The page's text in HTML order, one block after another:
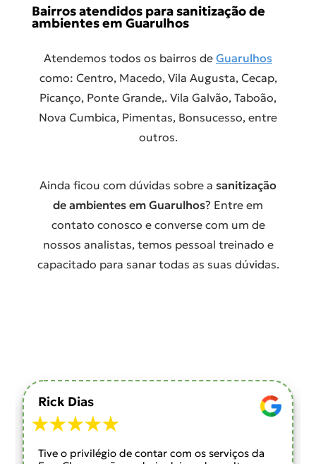
Bairros atendidos para sanitização de
ambientes em Guarulhos
Atendemos todos os bairros de Guarulhos
como: Centro, Macedo, Vila Augusta, Cecap,
Picanço, Ponte Grande,. Vila Galvão, Taboão,
Nova Cumbica, Pimentas, Bonsucesso, entre
outros.
Ainda ficou com dúvidas sobre a sanitização
de ambientes em Guarulhos? Entre em
contato conosco e converse com um de
nossos analistas, temos pessoal treinado e
capacitado para sanar todas as suas dúvidas.
Rick Dias
Tive o privilégio de contar com os serviços da